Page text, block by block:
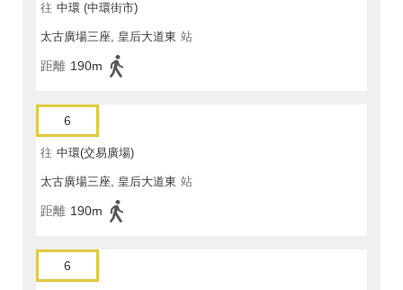
往 中環 (中環街市)
太古廣場三座, 皇后大道東 站
距離 190m
6
往 中環(交易廣場)
太古廣場三座, 皇后大道東 站
距離 190m
6